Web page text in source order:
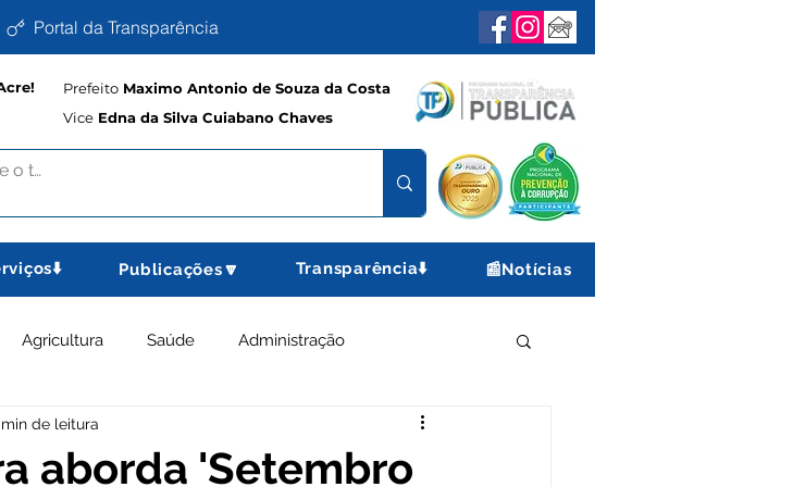
Portal da Transparência
Prefeito Maximo Antonio de Souza da Costa
Vice Edna da Silva Cuiabano Chaves
Publicações🔽 Transparência⬇️ 📰Notícias
Agricultura Saúde Administração
e Cultura Gabinete
aborda 'Setembro
min de leitura